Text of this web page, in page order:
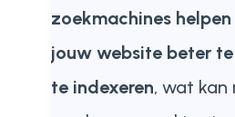
zoekmachines
jouw website beter
te indexeren, wat kan